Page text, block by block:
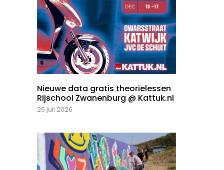
Nieuwe data gratis theorielessen
Rijschool Zwanenburg @ Kattuk.nl
26 juli 2026